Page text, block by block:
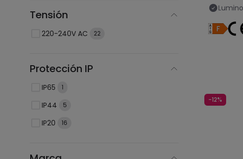
Tensión
220-240V AC 22
Protección IP
IP65 1
IP44 5
IP20 16
-12%